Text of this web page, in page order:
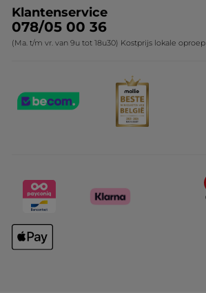
Klantenservice
078/05 00 36
(Ma. t/m vr. van 9u tot 18u30) Kostprijs lokale oproep